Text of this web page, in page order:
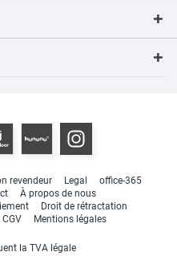
revendeur Legal
office-365
À propos de nous
Droit de rétractation
CGV Mentions légales
la TVA légale